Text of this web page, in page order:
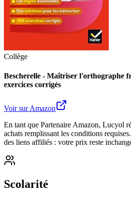
Collège
Bescherelle - Maîtriser l'orthographe
exercices corrigés
Voir sur Amazon
En tant que Partenaire Amazon, Lucyol
achats remplissant les conditions
des liens affiliés : votre prix reste
Scolarité